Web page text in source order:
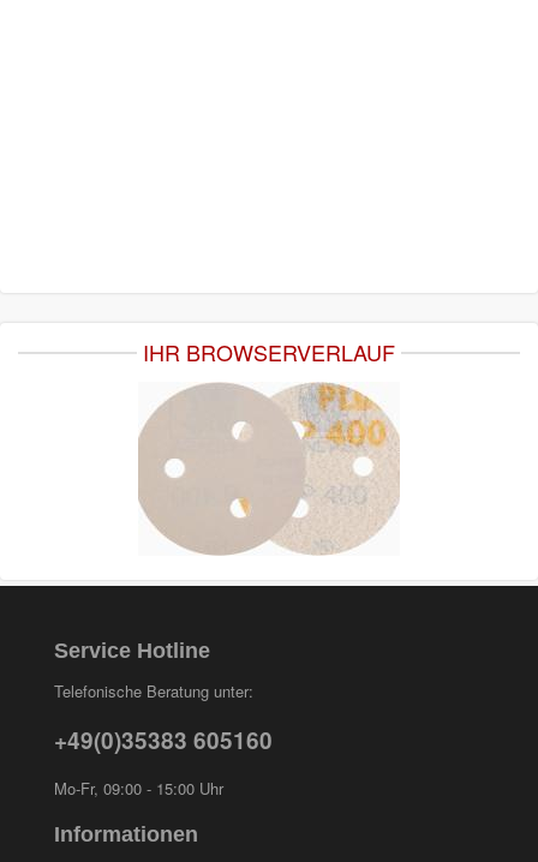
IHR BROWSERVERLAUF
Service Hotline
Telefonische Beratung unter:
+49(0)35383 605160
Mo-Fr, 09:00 - 15:00 Uhr
Informationen